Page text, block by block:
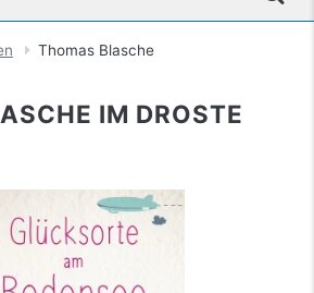
Thomas Blasche
IM DROSTE
am Bodensee
mehr Infos …